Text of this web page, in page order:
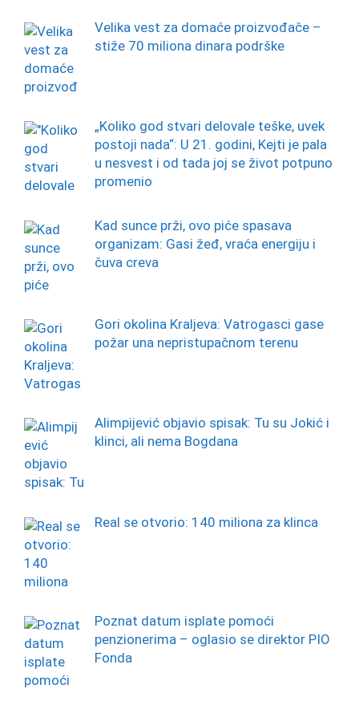
Velika vest za domaće proizvođače –
stiže 70 miliona dinara podrške
„Koliko god stvari delovale teške, uvek
postoji nada“: U 21. godini, Kejti je pala
u nesvest i od tada joj se život potpuno
promenio
Kad sunce prži, ovo piće spasava
organizam: Gasi žeđ, vraća energiju i
čuva creva
Gori okolina Kraljeva: Vatrogasci gase
požar una nepristupačnom terenu
Alimpijević objavio spisak: Tu su Jokić i
klinci, ali nema Bogdana
Real se otvorio: 140 miliona za klinca
Poznat datum isplate pomoći
penzionerima – oglasio se direktor PIO
Fonda